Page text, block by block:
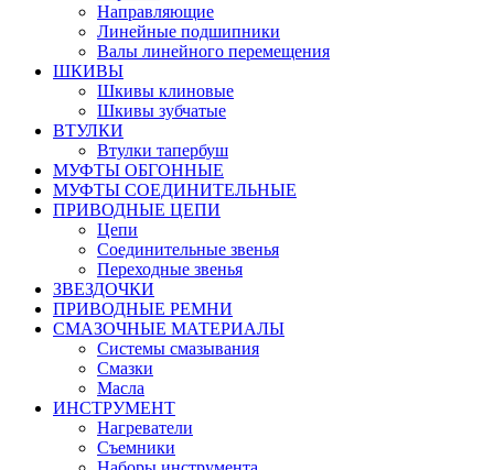
Направляющие
Линейные подшипники
Валы линейного перемещения
ШКИВЫ
Шкивы клиновые
Шкивы зубчатые
ВТУЛКИ
Втулки тапербуш
МУФТЫ ОБГОННЫЕ
МУФТЫ СОЕДИНИТЕЛЬНЫЕ
ПРИВОДНЫЕ ЦЕПИ
Цепи
Соединительные звенья
Переходные звенья
ЗВЕЗДОЧКИ
ПРИВОДНЫЕ РЕМНИ
СМАЗОЧНЫЕ МАТЕРИАЛЫ
Системы смазывания
Смазки
Масла
ИНСТРУМЕНТ
Нагреватели
Съемники